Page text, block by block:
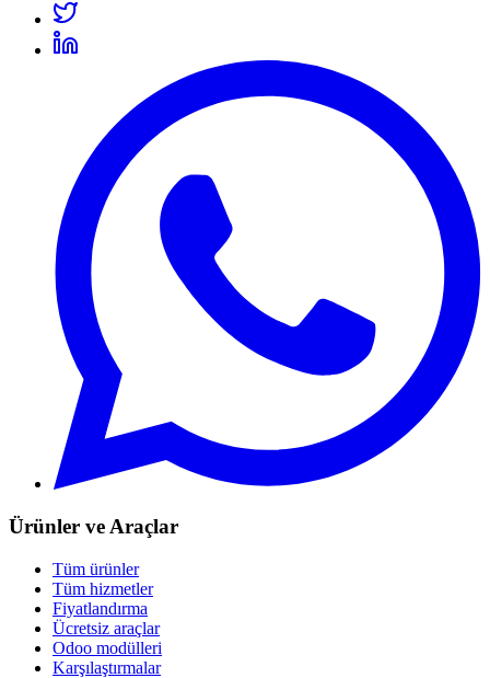
Ürünler ve Araçlar
Tüm ürünler
Tüm hizmetler
Fiyatlandırma
Ücretsiz araçlar
Odoo modülleri
Karşılaştırmalar